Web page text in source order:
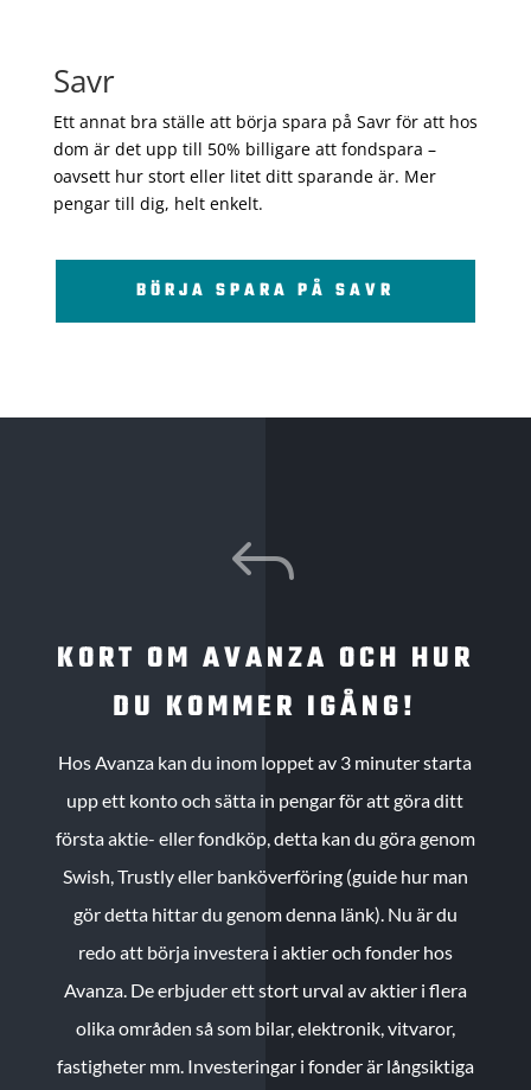
Savr
Ett annat bra ställe att börja spara på Savr för att hos
dom är det upp till 50% billigare att fondspara –
oavsett hur stort eller litet ditt sparande är. Mer
pengar till dig, helt enkelt.
BÖRJA SPARA PÅ SAVR
J
KORT OM AVANZA OCH HUR
DU KOMMER IGÅNG!
Hos Avanza kan du inom loppet av 3 minuter starta
upp ett konto och sätta in pengar för att göra ditt
första aktie- eller fondköp, detta kan du göra genom
Swish, Trustly eller banköverföring (guide hur man
gör detta hittar du genom denna länk). Nu är du
redo att börja investera i aktier och fonder hos
Avanza. De erbjuder ett stort urval av aktier i flera
olika områden så som bilar, elektronik, vitvaror,
fastigheter mm. Investeringar i fonder är långsiktiga